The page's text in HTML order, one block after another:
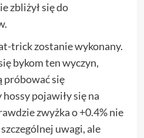
zbliżył się do
trick zostanie wykonany.
bykom ten wyczyn,
próbować się
pojawiły się na
zwyżka o +0.4% nie
uwagi, ale